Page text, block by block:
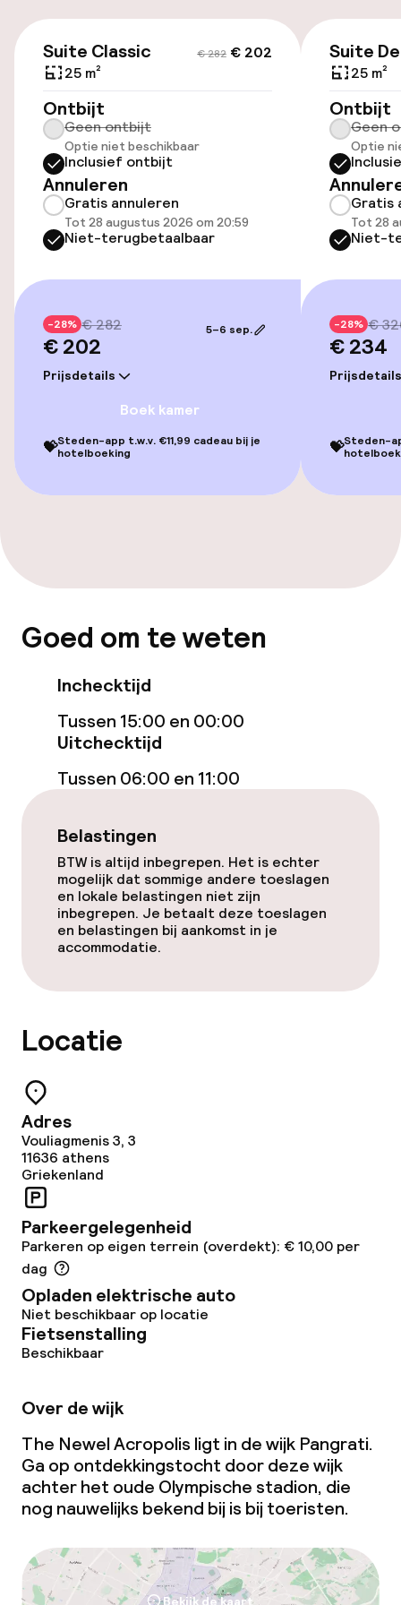
Parkeergelegenheid op eigen terrein
(buiten)
Openbaar parkeren
Transferservice
Fietsenstalling
Toegankelijkheid
Lift
Zwemmen & wellness
Entertainment
Schoonmaakvoorzieningen
Beleid
Overal rookvrij
€ 282 € 202
Suite Classic
25 m²
Ontbijt
Geen ontbijt
Optie niet beschikbaar
Inclusief ontbijt
Annuleren
Gratis annuleren
Tot 28 augustus 2026 om 20:59
Niet-terugbetaalbaar
-28% € 282
€ 202
Prijsdetails
5–6 sep.
Boek kamer
💝Steden-app t.w.v. €11,99 cadeau bij je
hotelboeking
Suite
25 m²
Ontbijt
Geen
Optie
Gratis
Tot 28
Niet-
-28% €
€ 234
Prijsdetails
💝Steden-
Goed om te weten
Inchecktijd
Tussen 15:00 en 00:00
Uitchecktijd
Tussen 06:00 en 11:00
Belastingen
BTW is altijd inbegrepen. Het is echter
mogelijk dat sommige andere toeslagen
en lokale belastingen niet zijn
inbegrepen. Je betaalt deze toeslagen
en belastingen bij aankomst in je
accommodatie.
Locatie
Adres
Vouliagmenis 3, 3
11636 athens
Griekenland
Parkeergelegenheid
Parkeren op eigen terrein (overdekt): € 10,00 per
dag
Opladen elektrische auto
Niet beschikbaar op locatie
Fietsenstalling
Beschikbaar
Over de wijk
The Newel Acropolis ligt in de wijk Pangrati.
Ga op ontdekkingstocht door deze wijk
achter het oude Olympische stadion, die
nog nauwelijks bekend bij is bij toeristen.
Bekijk de kaart